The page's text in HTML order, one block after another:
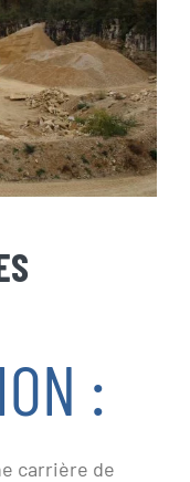
:
carrière de